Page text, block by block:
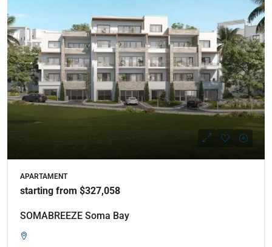
APARTAMENT
starting from $327,058
SOMABREEZE Soma Bay